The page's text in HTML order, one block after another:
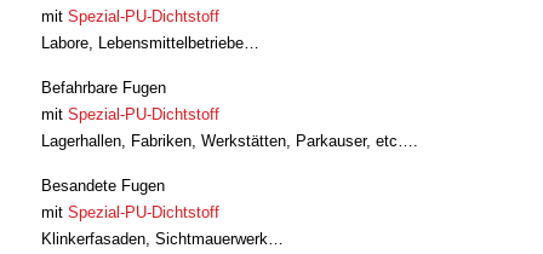
mitSpezial-PU-Dichtstoff
Labore, Lebensmittelbetriebe…
Befahrbare Fugen
mitSpezial-PU-Dichtstoff
Lagerhallen, Fabriken, Werkstätten, Parkauser, etc….
Besandete Fugen
mitSpezial-PU-Dichtstoff
Klinkerfasaden, Sichtmauerwerk…